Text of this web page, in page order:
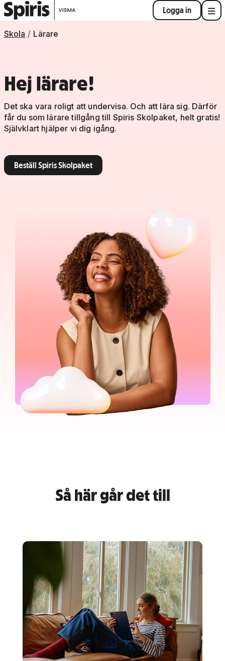
Logga in
Skola Lärare
Hej lärare!
Det ska vara roligt att undervisa. Och att lära sig. Därför
får du som lärare tillgång till Spiris Skolpaket, helt gratis!
Självklart hjälper vi dig igång.
Beställ Spiris Skolpaket
Så här går det till